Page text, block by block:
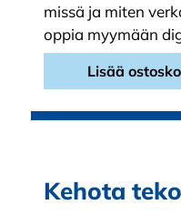
missä ja miten
oppia myymään
Lisää
Kehota